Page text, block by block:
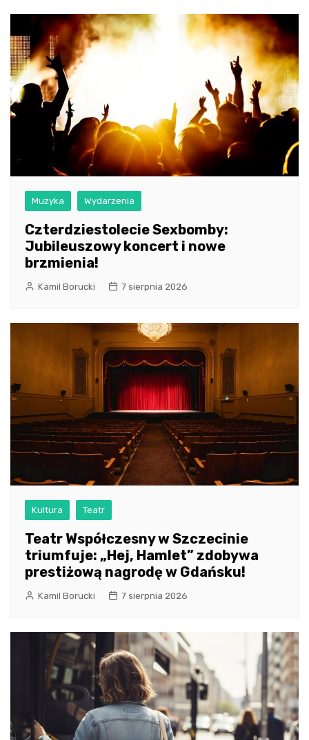
Muzyka Wydarzenia
Czterdziestolecie Sexbomby:
Jubileuszowy koncert i nowe
brzmienia!
Kamil Borucki 7 sierpnia 2026
Kultura Teatr
Teatr Współczesny w Szczecinie
triumfuje: „Hej, Hamlet” zdobywa
prestiżową nagrodę w Gdańsku!
Kamil Borucki 7 sierpnia 2026